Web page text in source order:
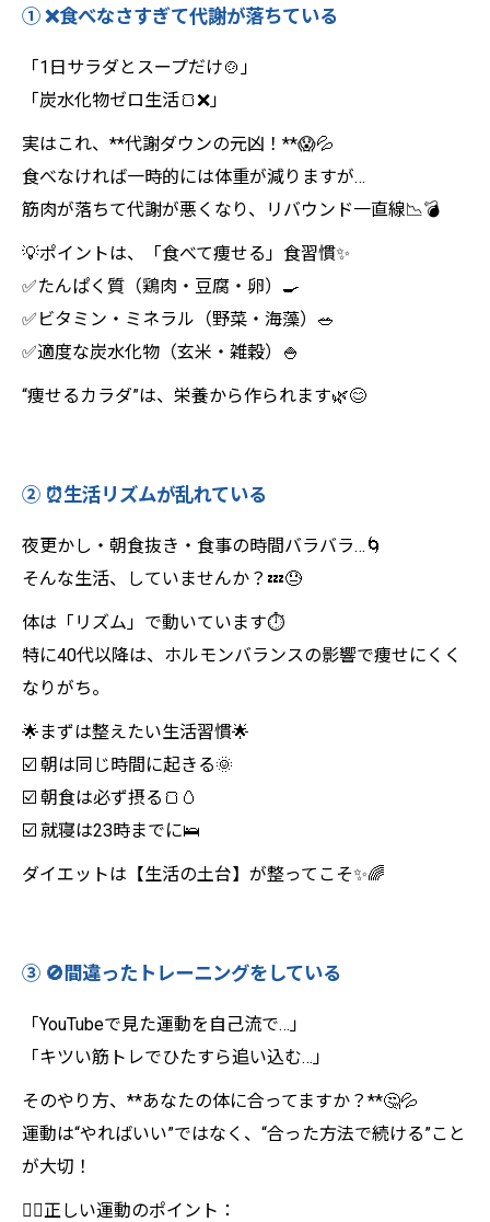
① ❌食べなさすぎて代謝が落ちている
「1日サラダとスープだけ🍲」
「炭水化物ゼロ生活🍞❌」
実はこれ、**代謝ダウンの元凶！**😱💦
食べなければ一時的には体重が減りますが…
筋肉が落ちて代謝が悪くなり、リバウンド一直線📉💣
💡ポイントは、「食べて痩せる」食習慣✨
✅たんぱく質（鶏肉・豆腐・卵）🍳
✅ビタミン・ミネラル（野菜・海藻）🥗
✅適度な炭水化物（玄米・雑穀）🍚
“痩せるカラダ”は、栄養から作られます🌿😊
② ⏰生活リズムが乱れている
夜更かし・朝食抜き・食事の時間バラバラ…🌀
そんな生活、していませんか？💤😓
体は「リズム」で動いています⏱️
特に40代以降は、ホルモンバランスの影響で痩せにくく
なりがち。
🌟まずは整えたい生活習慣🌟
☑️ 朝は同じ時間に起きる🌞
☑️ 朝食は必ず摂る🍞🥚
☑️ 就寝は23時までに🛌
ダイエットは【生活の土台】が整ってこそ✨🌈
③ 🚫間違ったトレーニングをしている
「YouTubeで見た運動を自己流で…」
「キツい筋トレでひたすら追い込む…」
そのやり方、**あなたの体に合ってますか？**🤔💦
運動は“やればいい”ではなく、“合った方法で続ける”こと
が大切！
🙆‍♀️正しい運動のポイント：